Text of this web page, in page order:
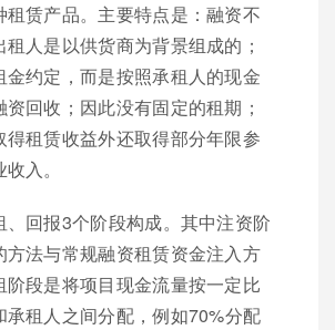
租赁产品。主要特点是：融资不
人是以供货商为背景组成的；
金约定，而是按照承租人的现金
回收；因此没有固定的租期；
得租赁收益外还取得部分年限参
入。
、回报3个阶段构成。其中注资阶
方法与常规融资租赁资金注入方
阶段是将项目现金流量按一定比
承租人之间分配，例如70%分配